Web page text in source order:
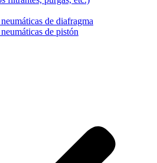
de diafragma
de pistón